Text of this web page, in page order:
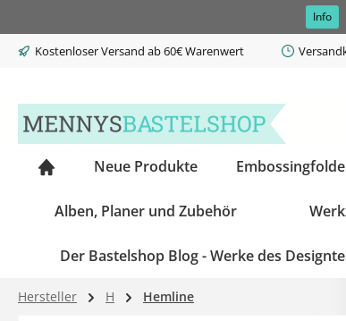
Info
Kostenloser Versand ab 60€ Warenwert
Neue Produkte
Alben, Planer und Zubehör
Der Bastelshop Blog - Werke des
Hersteller H Hemline